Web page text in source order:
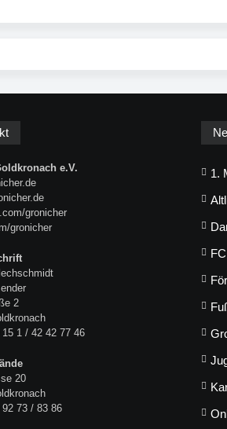
e.V.
gronicher
gronicher
2
15 1 / 42 42 77 46
20
92 73 / 83 86
1.